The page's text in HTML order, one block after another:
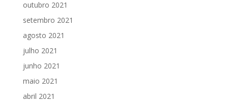
outubro 2021
setembro 2021
agosto 2021
julho 2021
junho 2021
maio 2021
abril 2021